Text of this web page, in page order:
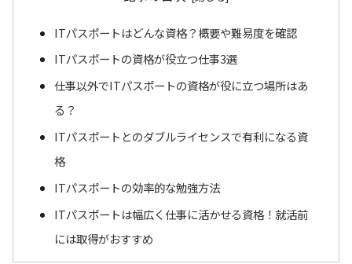
ITパスポートはどんな資格？概要や難易度を確認
ITパスポートの資格が役立つ仕事3選
仕事以外でITパスポートの資格が役に立つ場所はあ
る？
ITパスポートとのダブルライセンスで有利になる資
格
ITパスポートの効率的な勉強方法
ITパスポートは幅広く仕事に活かせる資格！就活前
には取得がおすすめ